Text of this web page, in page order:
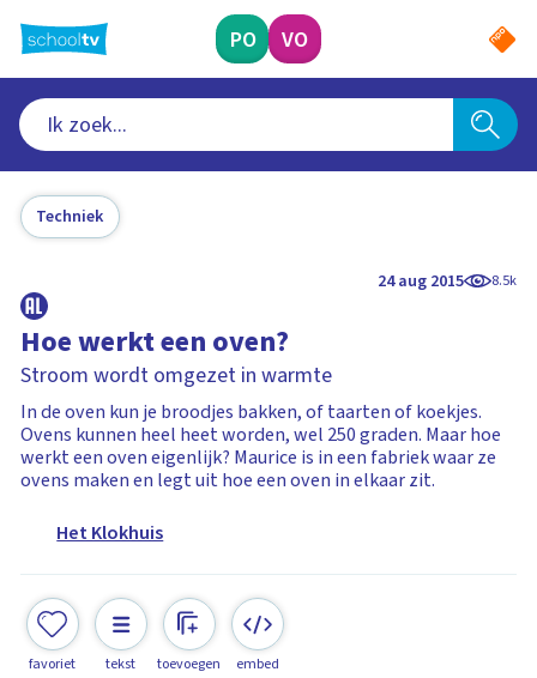
naar
hoofdinhoud
PO VO
Techniek
24 aug 2015 8.5k
Hoe werkt een oven?
Stroom wordt omgezet in warmte
In de oven kun je broodjes bakken, of taarten of koekjes.
Ovens kunnen heel heet worden, wel 250 graden. Maar hoe
werkt een oven eigenlijk? Maurice is in een fabriek waar ze
ovens maken en legt uit hoe een oven in elkaar zit.
Het Klokhuis
favoriet tekst toevoegen embed